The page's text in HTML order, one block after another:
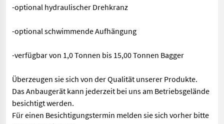
-optional hydraulischer Drehkranz
-optional schwimmende Aufhängung
-verfügbar von 1,0 Tonnen bis 15,00 Tonnen Bagger
Überzeugen sie sich von der Qualität unserer Produkte.
Das Anbaugerät kann jederzeit bei uns am Betriebsgelände
besichtigt werden.
Für einen Besichtigungstermin melden sie sich vorher bitte